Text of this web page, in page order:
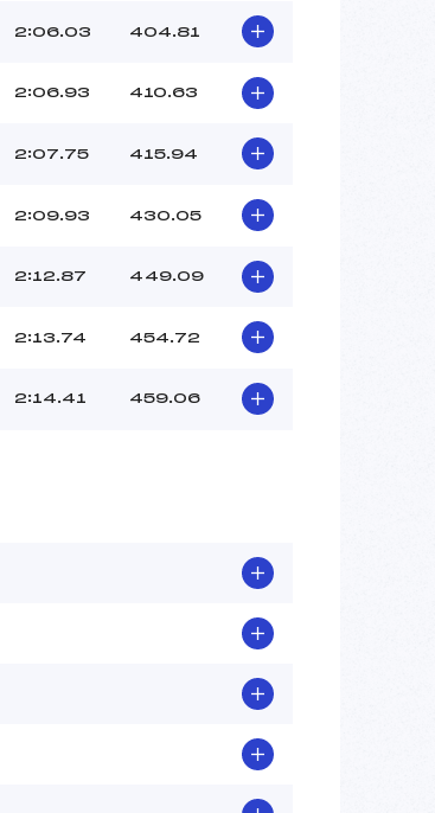
2:06.03 404.81
2:06.93 410.63
2:07.75 415.94
2:09.93 430.05
2:12.87 449.09
2:13.74 454.72
2:14.41 459.06